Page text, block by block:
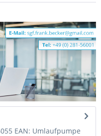
EAN: Umlaufpumpe